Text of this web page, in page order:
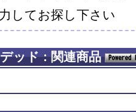
してお探し下さい
ッド : 関連商品